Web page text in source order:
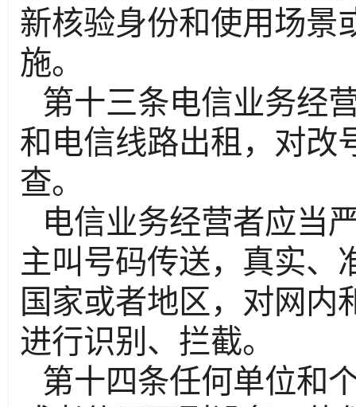
新核验身份和使用场景
施。
第十三条电信业务经
和电信线路出租，对改
查。
电信业务经营者应当
主叫号码传送，真实、
国家或者地区，对网内
进行识别、拦截。
第十四条任何单位和